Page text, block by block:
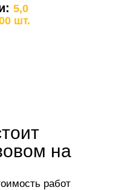
5,0
шт.
на
работ